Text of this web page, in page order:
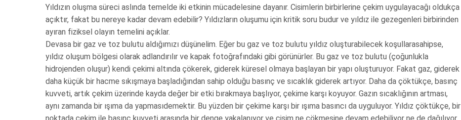
Yıldızın oluşma süreci aslında temelde iki etkinin mücadelesine dayanır. Cisimlerin birbirlerine çekim uygulayacağı oldukça
açıktır, fakat bu nereye kadar devam edebilir? Yıldızların oluşumu için kritik soru budur ve yıldız ile gezegenleri birbirinden
ayıran fiziksel olayın temelini açıklar.
Devasa bir gaz ve toz bulutu aldığımızı düşünelim. Eğer bu gaz ve toz bulutu yıldız oluşturabilecek koşullarasahipse,
yıldız oluşum bölgesi olarak adlandırılır ve kapak fotoğrafındaki gibi görünürler. Bu gaz ve toz bulutu (çoğunlukla
hidrojenden oluşur) kendi çekimi altında çökerek, giderek küresel olmaya başlayan bir yapı oluşturuyor. Fakat gaz, giderek
daha küçük bir hacme sıkışmaya başladığından sahip olduğu basınç ve sıcaklık giderek artıyor. Daha da çöktükçe, basınç
kuvveti, artık çekim üzerinde kayda değer bir etki bırakmaya başlıyor, çekime karşı koyuyor. Gazın sıcaklığının artması,
aynı zamanda bir ışıma da yapmasıdemektir. Bu yüzden bir çekime karşı bir ışıma basıncı da uyguluyor. Yıldız çöktükçe, bir
noktada çekim ile basınç kuvveti arasında bir denge yakalanıyor ve cisim ne çökmesine devam edebiliyor ne de dağılıyor.